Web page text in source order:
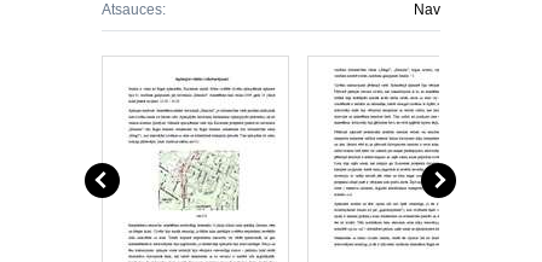
Atsauces: Nav